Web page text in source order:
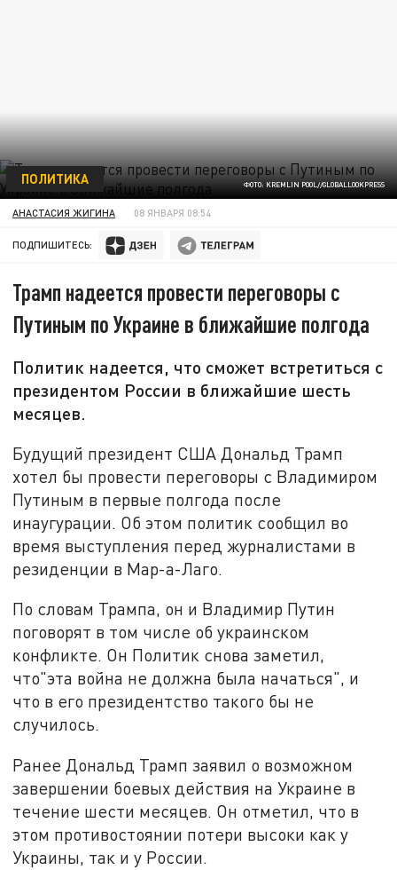
ФОТО: KREMLIN POOL//GLOBALLOOKPRESS
ПОЛИТИКА
АНАСТАСИЯ ЖИГИНА 08 ЯНВАРЯ 08:54
ПОДПИШИТЕСЬ:
Трамп надеется провести переговоры с
Путиным по Украине в ближайшие полгода
Политик надеется, что сможет встретиться с
президентом России в ближайшие шесть
месяцев.
Будущий президент США Дональд Трамп
хотел бы провести переговоры с Владимиром
Путиным в первые полгода после
инаугурации. Об этом политик сообщил во
время выступления перед журналистами в
резиденции в Мар-а-Лаго.
По словам Трампа, он и Владимир Путин
поговорят в том числе об украинском
конфликте. Он Политик снова заметил,
что"эта война не должна была начаться", и
что в его президентство такого бы не
случилось.
Ранее Дональд Трамп заявил о возможном
завершении боевых действия на Украине в
течение шести месяцев. Он отметил, что в
этом противостоянии потери высоки как у
Украины, так и у России.